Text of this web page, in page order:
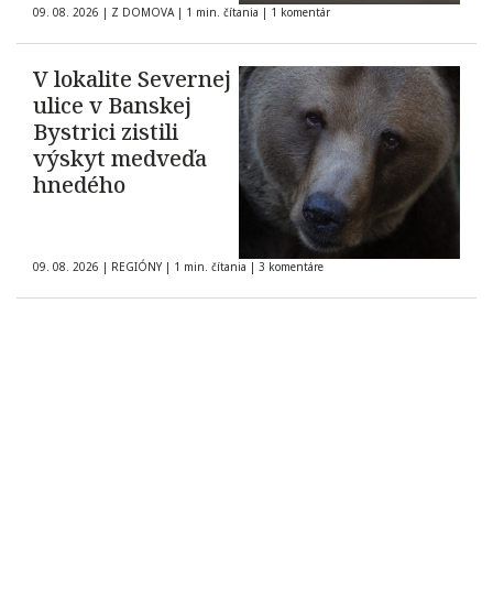
09. 08. 2026 | Z DOMOVA | 1 min. čítania | 1 komentár
V lokalite Severnej
ulice v Banskej
Bystrici zistili
výskyt medveďa
hnedého
09. 08. 2026 | REGIÓNY | 1 min. čítania | 3 komentáre